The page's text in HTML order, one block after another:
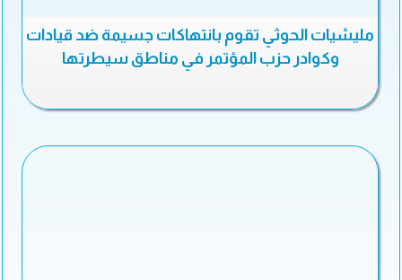
مليشيات الحوثي تقوم بانتهاكات جسيمة ضد قيادات
وكوادر حزب المؤتمر في مناطق سيطرتها